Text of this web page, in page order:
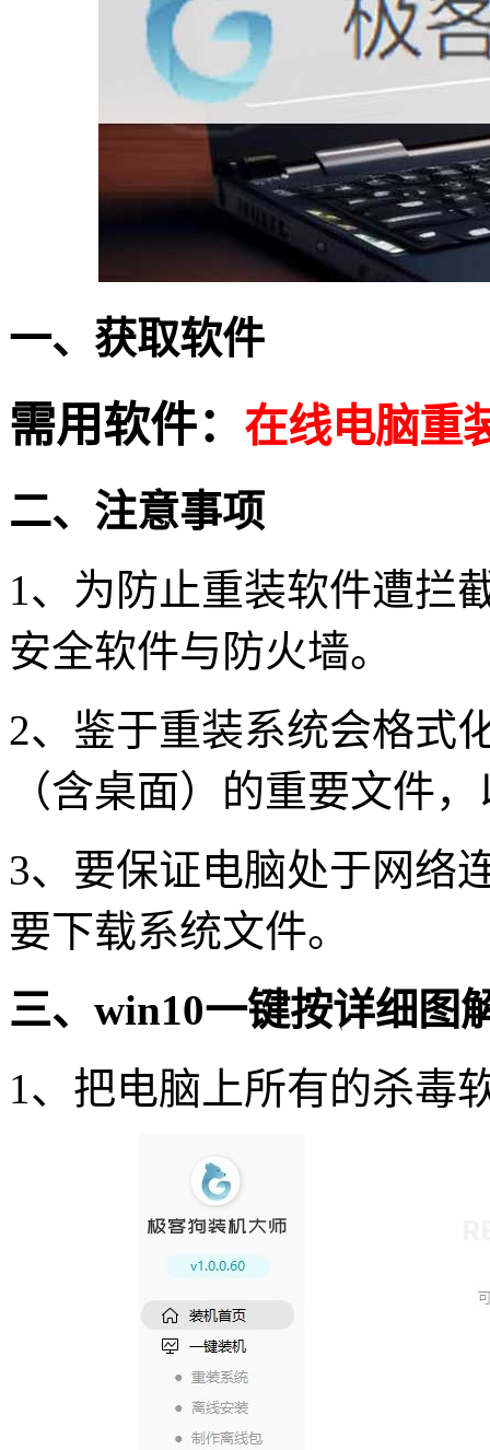
一、获取软件
需用软件： 在线电脑重
二、注意事项
1、为防止重装软件遭拦
安全软件与防火墙。
2、鉴于重装系统会格式
（含桌面）的重要文件
3、要保证电脑处于网络
要下载系统文件。
三、win10一键按详细图
1、把电脑上所有的杀毒